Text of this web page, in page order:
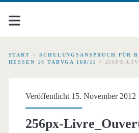
START > SCHULUNGSANSPRUCH FÜR
HESSEN 16 TABVGA 168/11
> 256PX-
Veröffentlicht 15. November 2012
256px-